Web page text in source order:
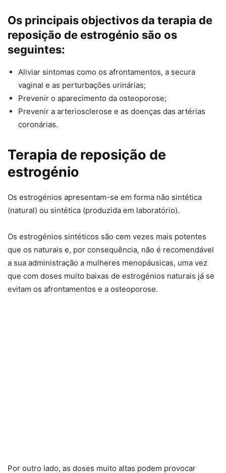
Os principais objectivos da terapia de
reposição de estrogénio são os
seguintes:
Aliviar sintomas como os afrontamentos, a secura
vaginal e as perturbações urinárias;
Prevenir o aparecimento da osteoporose;
Prevenir a arteriosclerose e as doenças das artérias
coronárias.
Terapia de reposição de
estrogénio
Os estrogénios apresentam-se em forma não sintética
(natural) ou sintética (produzida em laboratório).
Os estrogénios sintéticos são cem vezes mais potentes
que os naturais e, por consequência, não é recomendável
a sua administração a mulheres menopáusicas, uma vez
que com doses muito baixas de estrogénios naturais já se
evitam os afrontamentos e a osteoporose.
Por outro lado, as doses muito altas podem provocar